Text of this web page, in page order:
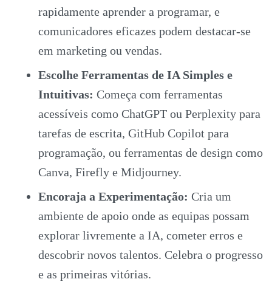
rapidamente aprender a programar, e
comunicadores eficazes podem destacar-se
em marketing ou vendas.
Escolhe Ferramentas de IA Simples e
Intuitivas: Começa com ferramentas
acessíveis como ChatGPT ou Perplexity para
tarefas de escrita, GitHub Copilot para
programação, ou ferramentas de design como
Canva, Firefly e Midjourney.
Encoraja a Experimentação: Cria um
ambiente de apoio onde as equipas possam
explorar livremente a IA, cometer erros e
descobrir novos talentos. Celebra o progresso
e as primeiras vitórias.